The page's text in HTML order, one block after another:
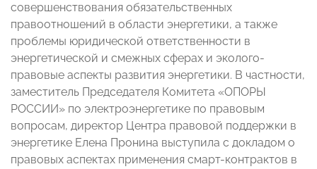
совершенствования обязательственных
правоотношений в области энергетики, а также
проблемы юридической ответственности в
энергетической и смежных сферах и эколого-
правовые аспекты развития энергетики. В частности,
заместитель Председателя Комитета «ОПОРЫ
РОССИИ» по электроэнергетике по правовым
вопросам, директор Центра правовой поддержки в
энергетике Елена Пронина выступила с докладом о
правовых аспектах применения смарт-контрактов в